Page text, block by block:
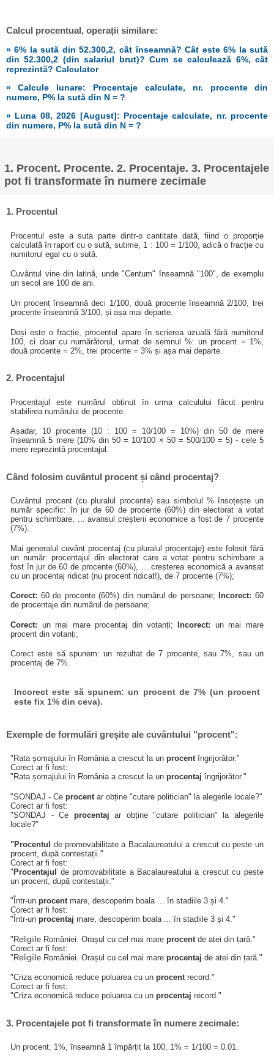
Calcul procentual, operații similare:
» 6% la sută din 52.300,2, cât înseamnă? Cât este 6% la sută
din 52.300,2 (din salariul brut)? Cum se calculează 6%, cât
reprezintă? Calculator
» Calcule lunare: Procentaje calculate, nr. procente din
numere, P% la sută din N = ?
» Luna 08, 2026 [August]: Procentaje calculate, nr. procente
din numere, P% la sută din N = ?
1. Procent. Procente. 2. Procentaje. 3. Procentajele
pot fi transformate în numere zecimale
1. Procentul
Procentul este a suta parte dintr-o cantitate dată, fiind o proporție
calculată în raport cu o sută, sutime, 1 : 100 = 1/100, adică o fracție cu
numitorul egal cu o sută.
Cuvântul vine din latină, unde "Centum" înseamnă "100", de exemplu
un secol are 100 de ani.
Un procent înseamnă deci 1/100, două procente înseamnă 2/100, trei
procente înseamnă 3/100, și așa mai departe.
Deși este o fracție, procentul apare în scrierea uzuală fără numitorul
100, ci doar cu numărătorul, urmat de semnul %: un procent = 1%,
două procente = 2%, trei procente = 3% și așa mai departe.
2. Procentajul
Procentajul este numărul obținut în urma calculului făcut pentru
stabilirea numărului de procente.
Așadar, 10 procente (10 : 100 = 10/100 = 10%) din 50 de mere
înseamnă 5 mere (10% din 50 = 10/100 × 50 = 500/100 = 5) - cele 5
mere reprezintă procentajul.
Când folosim cuvântul procent și când procentaj?
Cuvântul procent (cu pluralul procente) sau simbolul % însoțește un
număr specific: în jur de 60 de procente (60%) din electorat a votat
pentru schimbare, ... avansul creșterii economice a fost de 7 procente
(7%).
Mai generalul cuvânt procentaj (cu pluralul procentaje) este folosit fără
un număr: procentajul din electorat care a votat pentru schimbare a
fost în jur de 60 de procente (60%), ... creșterea economică a avansat
cu un procentaj ridicat (nu procent ridicat!), de 7 procente (7%);
Corect: 60 de procente (60%) din numărul de persoane; Incorect: 60
de procentaje din numărul de persoane;
Corect: un mai mare procentaj din votanți; Incorect: un mai mare
procent din votanți;
Corect este să spunem: un rezultat de 7 procente, sau 7%, sau un
procentaj de 7%.
Incorect este să spunem: un procent de 7% (un procent
este fix 1% din ceva).
Exemple de formulări greșite ale cuvântului "procent":
"Rata șomajului în România a crescut la unprocentîngrijorător."
Corect ar fi fost:
"Rata șomajului în România a crescut la unprocentaj îngrijorător."
"SONDAJ - Ceprocent ar obține "cutare politician" la alegerile locale?"
Corect ar fi fost:
"SONDAJ - Ce procentaj ar obține "cutare politician" la alegerile
locale?"
"Procentul de promovabilitate a Bacalaureatului a crescut cu peste un
procent, după contestații."
Corect ar fi fost:
"Procentajul de promovabilitate a Bacalaureatului a crescut cu peste
un procent, după contestații."
"Într-unprocentmare, descoperim boala ... în stadiile 3 și 4."
Corect ar fi fost:
"Într-unprocentaj mare, descoperim boala ... în stadiile 3 și 4."
"Religiile României. Orașul cu cel mai mareprocent de atei din țară."
Corect ar fi fost:
"Religiile României. Orașul cu cel mai mareprocentaj de atei din țară."
"Criza economică reduce poluarea cu unprocentrecord."
Corect ar fi fost:
"Criza economică reduce poluarea cu unprocentaj record."
3. Procentajele pot fi transformate în numere zecimale:
Un procent, 1%, înseamnă 1 împărțit la 100, 1% = 1/100 = 0.01.